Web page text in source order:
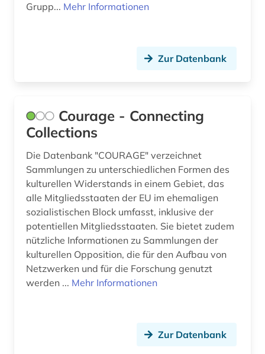
Grupp... Mehr Informationen
Zur Datenbank
Courage - Connecting
Collections
Die Datenbank "COURAGE" verzeichnet
Sammlungen zu unterschiedlichen Formen des
kulturellen Widerstands in einem Gebiet, das
alle Mitgliedsstaaten der EU im ehemaligen
sozialistischen Block umfasst, inklusive der
potentiellen Mitgliedsstaaten. Sie bietet zudem
nützliche Informationen zu Sammlungen der
kulturellen Opposition, die für den Aufbau von
Netzwerken und für die Forschung genutzt
werden ... Mehr Informationen
Zur Datenbank